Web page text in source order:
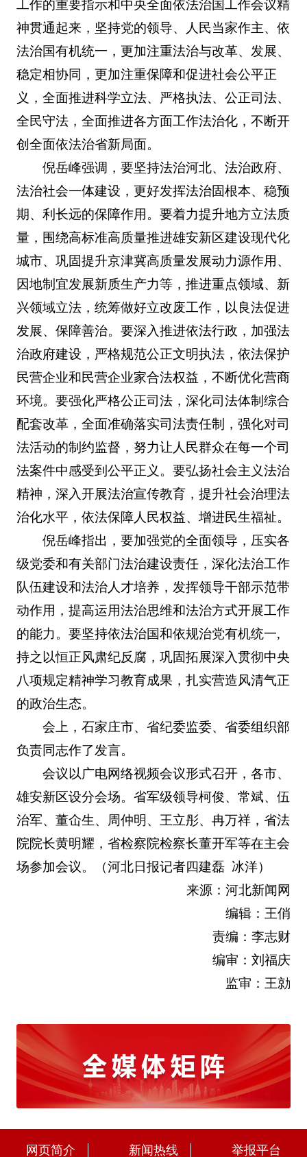
工作的重要指示和中央全面依法治国工作会议精
神贯通起来，坚持党的领导、人民当家作主、依
法治国有机统一，更加注重法治与改革、发展、
稳定相协同，更加注重保障和促进社会公平正
义，全面推进科学立法、严格执法、公正司法、
全民守法，全面推进各方面工作法治化，不断开
创全面依法治省新局面。
倪岳峰强调，要坚持法治河北、法治政府、
法治社会一体建设，更好发挥法治固根本、稳预
期、利长远的保障作用。要着力提升地方立法质
量，围绕高标准高质量推进雄安新区建设现代化
城市、巩固提升京津冀高质量发展动力源作用、
因地制宜发展新质生产力等，推进重点领域、新
兴领域立法，统筹做好立改废工作，以良法促进
发展、保障善治。要深入推进依法行政，加强法
治政府建设，严格规范公正文明执法，依法保护
民营企业和民营企业家合法权益，不断优化营商
环境。要强化严格公正司法，深化司法体制综合
配套改革，全面准确落实司法责任制，强化对司
法活动的制约监督，努力让人民群众在每一个司
法案件中感受到公平正义。要弘扬社会主义法治
精神，深入开展法治宣传教育，提升社会治理法
治化水平，依法保障人民权益、增进民生福祉。
倪岳峰指出，要加强党的全面领导，压实各
级党委和有关部门法治建设责任，深化法治工作
队伍建设和法治人才培养，发挥领导干部示范带
动作用，提高运用法治思维和法治方式开展工作
的能力。要坚持依法治国和依规治党有机统一,
持之以恒正风肃纪反腐，巩固拓展深入贯彻中央
八项规定精神学习教育成果，扎实营造风清气正
的政治生态。
会上，石家庄市、省纪委监委、省委组织部
负责同志作了发言。
会议以广电网络视频会议形式召开，各市、
雄安新区设分会场。省军级领导柯俊、常斌、伍
治军、董仚生、周仲明、王立彤、冉万祥，省法
院院长黄明耀，省检察院检察长董开军等在主会
场参加会议。
（河北日报记者四建磊 冰洋）
来源：河北新闻网
编辑：王俏
责编：李志财
编审：刘福庆
监审：王勍
网页简介 新闻热线 举报平台